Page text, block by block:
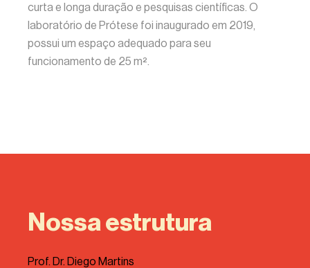
curta e longa duração e pesquisas científicas. O
laboratório de Prótese foi inaugurado em 2019,
possui um espaço adequado para seu
funcionamento de 25 m².
Nossa estrutura
Prof. Dr. Diego Martins